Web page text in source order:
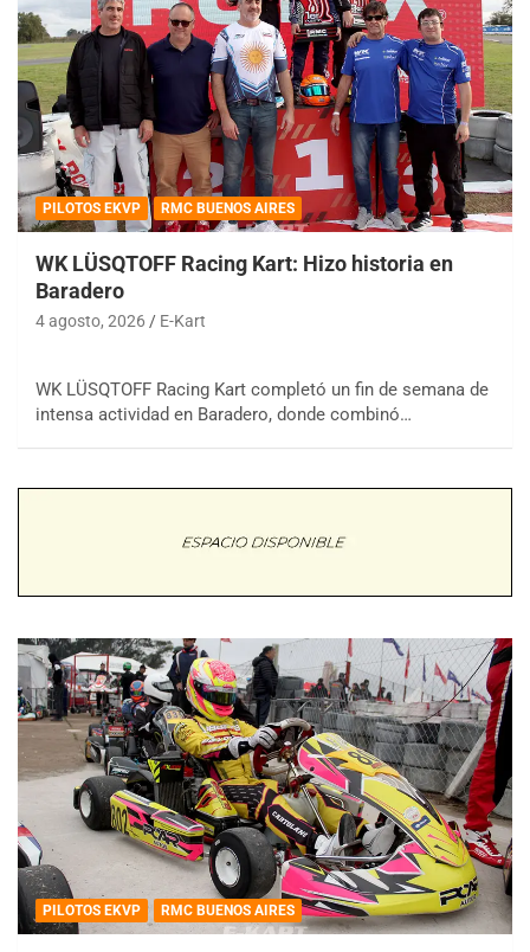
PILOTOS EKVP RMC BUENOS AIRES
WK LÜSQTOFF Racing Kart: Hizo historia en
Baradero
4 agosto, 2026 E-Kart
WK LÜSQTOFF Racing Kart completó un fin de semana de
intensa actividad en Baradero, donde combinó…
PILOTOS EKVP RMC BUENOS AIRES